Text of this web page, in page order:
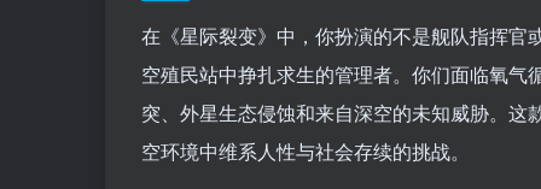
在《星际裂变》中，你扮演的不是舰队指挥官
空殖民站中挣扎求生的管理者。你们面临氧
突、外星生态侵蚀和来自深空的未知威胁。
空环境中维系人性与社会存续的挑战。